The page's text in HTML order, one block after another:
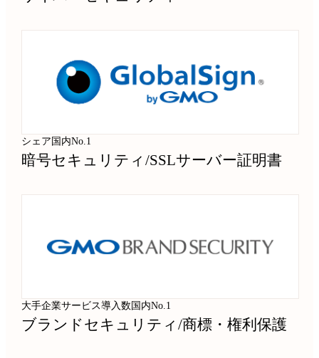
シェア国内No.1
暗号セキュリティ/SSLサーバー証明書
大手企業サービス導入数国内No.1
ブランドセキュリティ/商標・権利保護